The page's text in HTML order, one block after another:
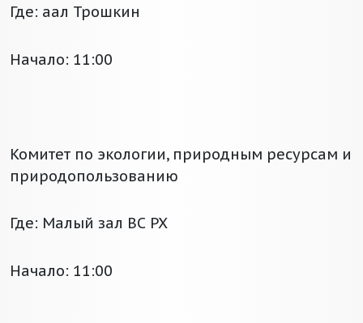
Где: аал Трошкин
Начало: 11:00
Комитет по экологии, природным ресурсам и
природопользованию
Где: Малый зал ВС РХ
Начало: 11:00